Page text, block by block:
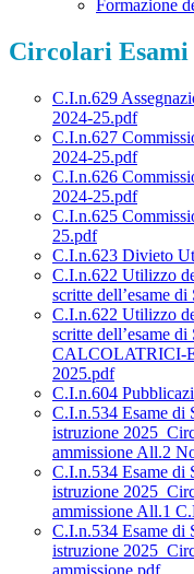
Formazione
Circolari Esami
C.I.n.629
2024-25.pdf
C.I.n.627
2024-25.pdf
C.I.n.626
2024-25.pdf
C.I.n.625
25.pdf
C.I.n.623 Divieto
C.I.n.622 Utilizzo
scritte dell’esame di
C.I.n.622 Utilizzo
scritte dell’esame
CALCOLATRICI-
2025.pdf
C.I.n.604
C.I.n.534 Esame di
istruzione
ammissione All.2
C.I.n.534 Esame di
istruzione
ammissione All.1
C.I.n.534 Esame di
istruzione